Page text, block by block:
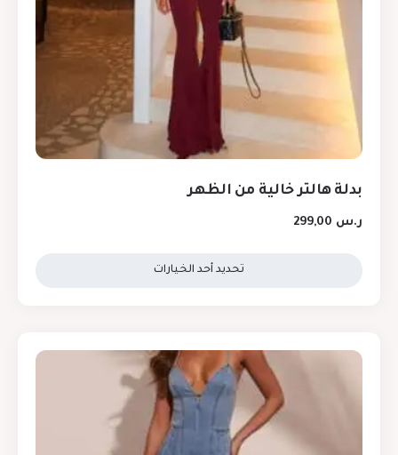
بدلة هالتر خالية من الظهر
ر.س
تحديد أحد الخيارات